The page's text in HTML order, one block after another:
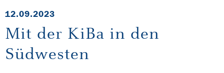
12.09.2023
Mit der KiBa in den
Südwesten